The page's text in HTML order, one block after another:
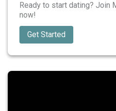
Ready to start dating? Join
now!
Get Started